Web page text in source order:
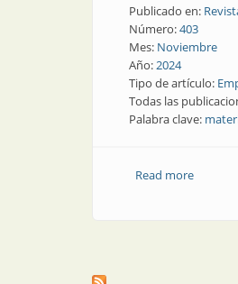
Publicado en:
Número:403
Mes: Noviembre
Año:2024
Tipo de artículo:
Todas las
Palabra clave:
Read moreabout